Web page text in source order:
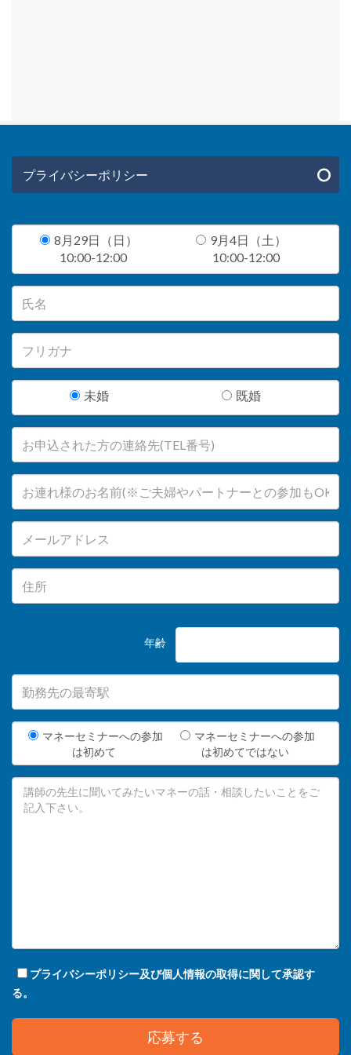
プライバシーポリシー
8月29日（日）
10:00-12:00
9月4日（土）
10:00-12:00
未婚 既婚
年齢
マネーセミナーへの参加
は初めて
マネーセミナーへの参加
は初めてではない
プライバシーポリシー及び個人情報の取得に関して承認す
る。